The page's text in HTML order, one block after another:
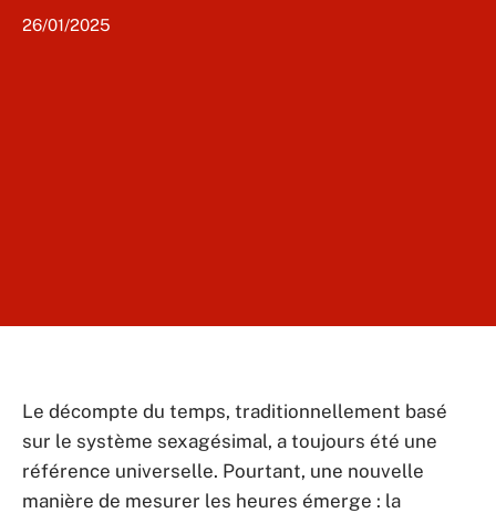
26/01/2025
Le décompte du temps, traditionnellement basé
sur le système sexagésimal, a toujours été une
référence universelle. Pourtant, une nouvelle
manière de mesurer les heures émerge : la